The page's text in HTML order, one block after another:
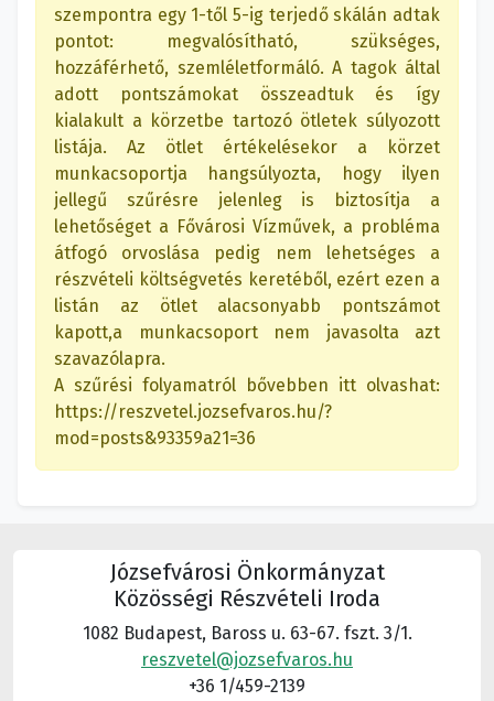
szempontra egy 1-től 5-ig terjedő skálán adtak
pontot: megvalósítható, szükséges,
hozzáférhető, szemléletformáló. A tagok által
adott pontszámokat összeadtuk és így
kialakult a körzetbe tartozó ötletek súlyozott
listája. Az ötlet értékelésekor a körzet
munkacsoportja hangsúlyozta, hogy ilyen
jellegű szűrésre jelenleg is biztosítja a
lehetőséget a Fővárosi Vízművek, a probléma
átfogó orvoslása pedig nem lehetséges a
részvételi költségvetés keretéből, ezért ezen a
listán az ötlet alacsonyabb pontszámot
kapott,a munkacsoport nem javasolta azt
szavazólapra.
A szűrési folyamatról bővebben itt olvashat:
https://reszvetel.jozsefvaros.hu/?
mod=posts&93359a21=36
Józsefvárosi Önkormányzat
Közösségi Részvételi Iroda
1082 Budapest, Baross u. 63-67. fszt. 3/1.
reszvetel@jozsefvaros.hu
+36 1/459-2139